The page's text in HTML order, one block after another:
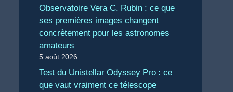
Observatoire Vera C. Rubin : ce que
ses premières images changent
concrètement pour les astronomes
amateurs
5 août 2026
Test du Unistellar Odyssey Pro : ce
que vaut vraiment ce télescope